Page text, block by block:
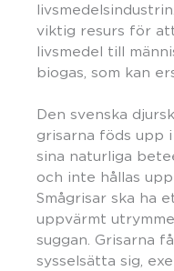
viktig resurs för
livsmedel till
biogas, som kan
Den svenska
grisarna föds upp
sina naturliga
och inte hållas
Smågrisar ska ha
uppvärmt
suggan. Grisarna
sysselsätta sig,